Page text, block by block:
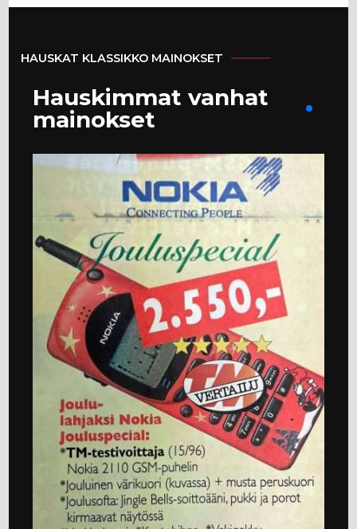
HAUSKAT KLASSIKKO MAINOKSET
Hauskimmat vanhat
mainokset